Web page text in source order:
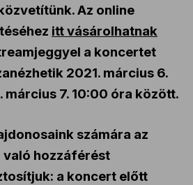
Az online
itt vásárolhatnak
a koncertet
2021. március 6.
március 7. 10:00 óra között.
számára az
való hozzáférést
a koncert előtt